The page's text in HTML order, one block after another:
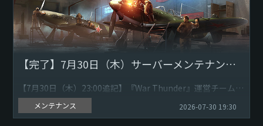
【完了】7月30日（木）サーバーメンテナンスのお知らせ
【7月30日（木）23:00追記】『War Thunder』運営チームで
す。開発会社Gaijin Entertainmentによるゲームサーバー上
における技術的な問題の修正対応...
メンテナンス 2026-07-30 19:30